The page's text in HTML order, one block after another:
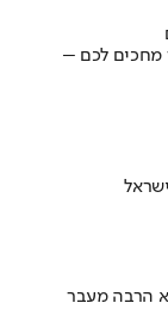
מחכים לכם –
הרבה מעבר